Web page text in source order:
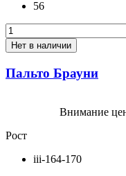
56
Нет в наличии
Пальто Брауни
Внимание
Рост
iii-164-170